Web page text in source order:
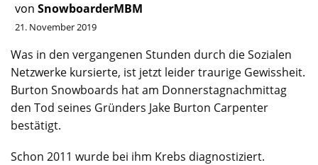
von SnowboarderMBM
21. November 2019
Was in den vergangenen Stunden durch die Sozialen
Netzwerke kursierte, ist jetzt leider traurige Gewissheit.
Burton Snowboards hat am Donnerstagnachmittag
den Tod seines Gründers Jake Burton Carpenter
bestätigt.
Schon 2011 wurde bei ihm Krebs diagnostiziert.